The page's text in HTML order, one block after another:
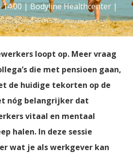
14.00 | Bodyline Healthcenter |
loopt op. Meer vraag
die met pensioen gaan,
de huidige tekorten op de
nóg belangrijker dat
vitaal en mentaal
halen. In deze sessie
wat je als werkgever kan